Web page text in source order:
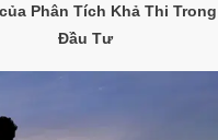
Phân Tích Khả Thi
Đầu Tư